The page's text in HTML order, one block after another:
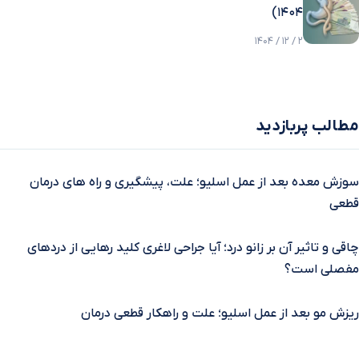
۱۴۰۴)
2 / 12 / 1404
مطالب پربازدید
سوزش معده بعد از عمل اسلیو؛ علت، پیشگیری و راه‌ های درمان
قطعی
چاقی و تاثیر آن بر زانو درد؛ آیا جراحی لاغری کلید رهایی از دردهای
مفصلی است؟
ریزش مو بعد از عمل اسلیو؛ علت و راهکار قطعی درمان